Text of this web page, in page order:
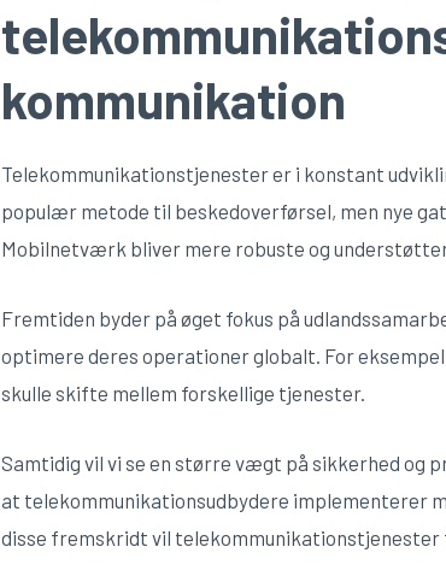
kommunikation
Telekommunikationstjenester er i konstant
populær metode til beskedoverførsel, men nye
Mobilnetværk bliver mere robuste og
Fremtiden byder på øget fokus på
optimere deres operationer globalt. For
skulle skifte mellem forskellige tjenester.
Samtidig vil vi se en større vægt på sikkerhed og
at telekommunikationsudbydere implementerer
disse fremskridt vil